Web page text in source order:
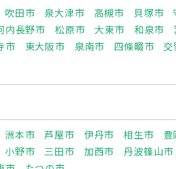
吹田市 泉大津市 高槻市 貝塚市
内長野市 松原市 大東市 和泉市
市 東大阪市 泉南市 四條畷市
洲本市 芦屋市 伊丹市 相生市
小野市 三田市 加西市 丹波篠山市